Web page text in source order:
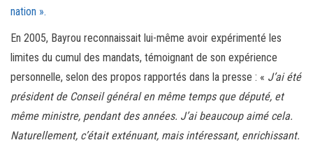
nation ».
En 2005, Bayrou reconnaissait lui-même avoir expérimenté les
limites du cumul des mandats, témoignant de son expérience
personnelle, selon des propos rapportés dans la presse : « J’ai été
président de Conseil général en même temps que député, et
même ministre, pendant des années. J’ai beaucoup aimé cela.
Naturellement, c’était exténuant, mais intéressant, enrichissant.